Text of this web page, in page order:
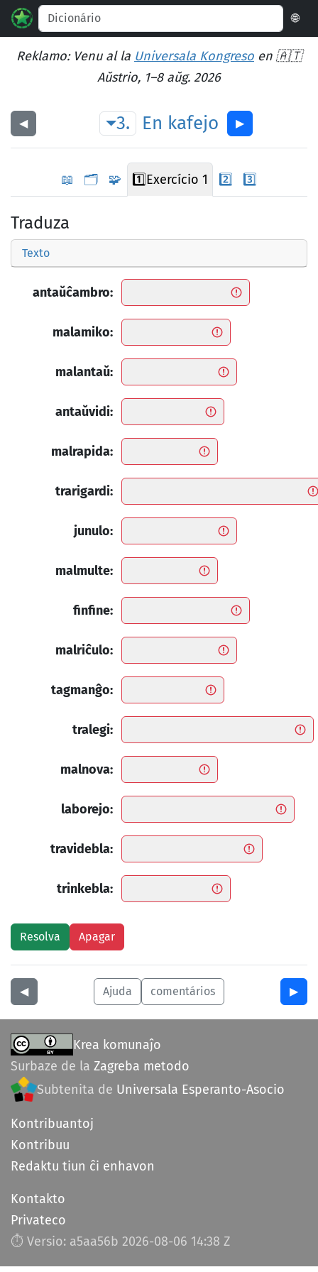
🌐
Reklamo: Venu al la Universala Kongreso en 🇦🇹
Aŭstrio, 1–8 aŭg. 2026
◀︎ 3. En kafejo ▶︎
📖 🗂️ 🧩 1️⃣Exercício 1 2️⃣ 3️⃣
Traduza
Texto
antaŭĉambro:
malamiko:
malantaŭ:
antaŭvidi:
malrapida:
trarigardi:
junulo:
malmulte:
finfine:
malriĉulo:
tagmanĝo:
tralegi:
malnova:
laborejo:
travidebla:
trinkebla:
◀︎ Ajuda comentários ▶︎
Krea komunaĵo
Surbaze de la Zagreba metodo
Subtenita de Universala Esperanto-Asocio
Kontribuantoj
Kontribuu
Redaktu tiun ĉi enhavon
Kontakto
Privateco
⏱︎ Versio: a5aa56b 2026-08-06 14:38 Z